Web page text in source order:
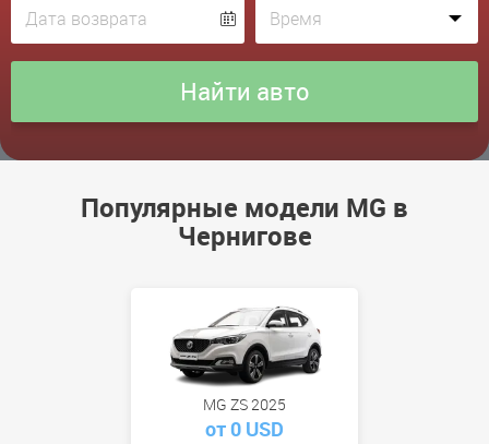
Популярные модели MG в
Чернигове
MG ZS 2025
от 0 USD